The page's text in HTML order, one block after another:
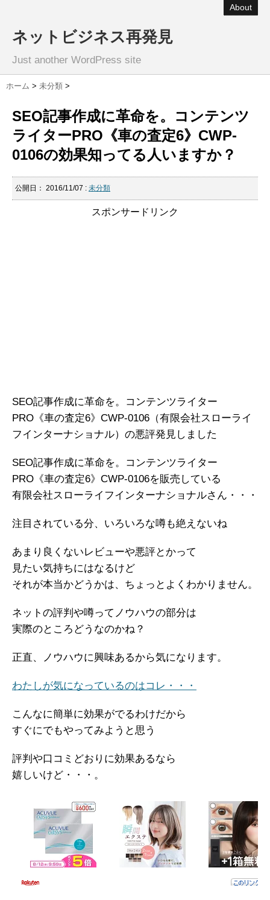
About
ネットビジネス再発見
Just another WordPress site
ホーム > 未分類 >
SEO記事作成に革命を。コンテンツ
ライターPRO《車の査定6》CWP-
0106の効果知ってる人いますか？
公開日： 2016/11/07 : 未分類
スポンサードリンク
SEO記事作成に革命を。コンテンツライター
PRO《車の査定6》CWP-0106（有限会社スローライ
フインターナショナル）の悪評発見しました
SEO記事作成に革命を。コンテンツライター
PRO《車の査定6》CWP-0106を販売している
有限会社スローライフインターナショナルさん・・・
注目されている分、いろいろな噂も絶えないね
あまり良くないレビューや悪評とかって
見たい気持ちにはなるけど
それが本当かどうかは、ちょっとよくわかりません。
ネットの評判や噂ってノウハウの部分は
実際のところどうなのかね？
正直、ノウハウに興味あるから気になります。
わたしが気になっているのはコレ・・・
こんなに簡単に効果がでるわけだから
すぐにでもやってみようと思う
評判や口コミどおりに効果あるなら
嬉しいけど・・・。